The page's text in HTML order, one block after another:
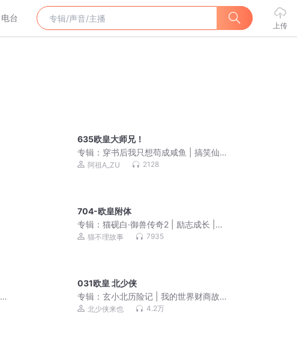
电台
上传
635欧皇大师兄！
专辑： 穿书后我只想苟成咸鱼 | 搞笑仙
侠无CP真人免费
阿祖A_ZU 2128
704-欧皇附体
专辑：猫砚白·御兽传奇2 | 励志成长 |猫
不理故事
猫不理故事 7935
031欧皇 北少侠
专辑：玄小北历险记 | 我的世界财商故
事·北少侠
北少侠来也 4.2万